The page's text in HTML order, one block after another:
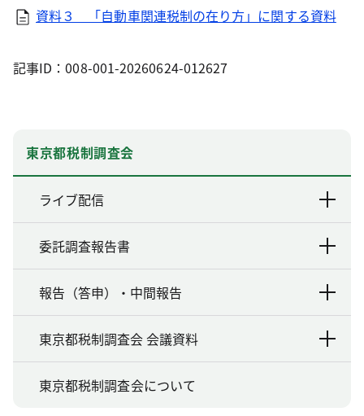
資料３ 「自動車関連税制の在り方」に関する資料
記事ID：008-001-20260624-012627
東京都税制調査会
ライブ配信
委託調査報告書
報告（答申）・中間報告
東京都税制調査会 会議資料
東京都税制調査会について